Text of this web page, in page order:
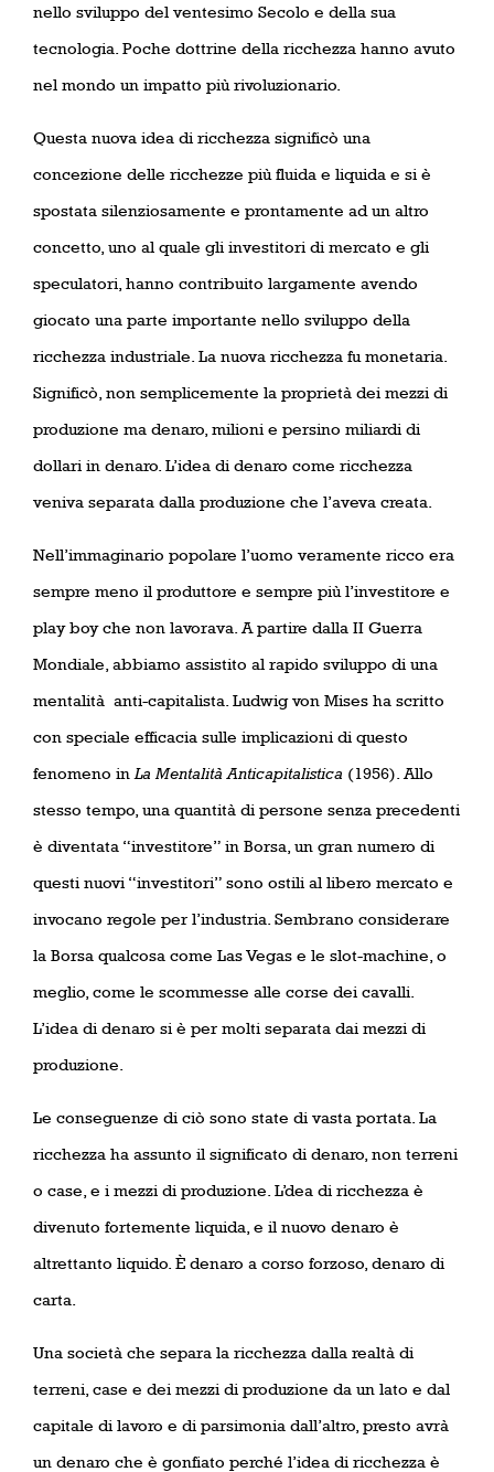
nello sviluppo del ventesimo Secolo e della sua
tecnologia. Poche dottrine della ricchezza hanno avuto
nel mondo un impatto più rivoluzionario.
Questa nuova idea di ricchezza significò una
concezione delle ricchezze più fluida e liquida e si è
spostata silenziosamente e prontamente ad un altro
concetto, uno al quale gli investitori di mercato e gli
speculatori, hanno contribuito largamente avendo
giocato una parte importante nello sviluppo della
ricchezza industriale. La nuova ricchezza fu monetaria.
Significò, non semplicemente la proprietà dei mezzi di
produzione ma denaro, milioni e persino miliardi di
dollari in denaro. L’idea di denaro come ricchezza
veniva separata dalla produzione che l’aveva creata.
Nell’immaginario popolare l’uomo veramente ricco era
sempre meno il produttore e sempre più l’investitore e
play boy che non lavorava. A partire dalla II Guerra
Mondiale, abbiamo assistito al rapido sviluppo di una
mentalità anti-capitalista. Ludwig von Mises ha scritto
con speciale efficacia sulle implicazioni di questo
fenomeno in La Mentalità Anticapitalistica (1956). Allo
stesso tempo, una quantità di persone senza precedenti
è diventata “investitore” in Borsa, un gran numero di
questi nuovi “investitori” sono ostili al libero mercato e
invocano regole per l’industria. Sembrano considerare
la Borsa qualcosa come Las Vegas e le slot-machine, o
meglio, come le scommesse alle corse dei cavalli.
L’idea di denaro si è per molti separata dai mezzi di
produzione.
Le conseguenze di ciò sono state di vasta portata. La
ricchezza ha assunto il significato di denaro, non terreni
o case, e i mezzi di produzione. L’dea di ricchezza è
divenuto fortemente liquida, e il nuovo denaro è
altrettanto liquido. È denaro a corso forzoso, denaro di
carta.
Una società che separa la ricchezza dalla realtà di
terreni, case e dei mezzi di produzione da un lato e dal
capitale di lavoro e di parsimonia dall’altro, presto avrà
un denaro che è gonfiato perché l’idea di ricchezza è